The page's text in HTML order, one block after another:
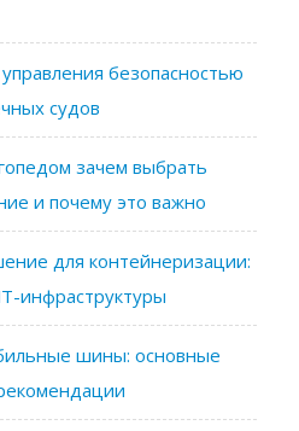
безопасностью
судов
зачем выбрать
и почему это важно
для контейнеризации:
инфраструктуры
шины: основные